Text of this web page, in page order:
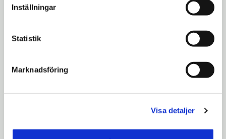
Inställningar
Statistik
Marknadsföring
Visa detaljer
Kontaktperson (för- och efternamn)